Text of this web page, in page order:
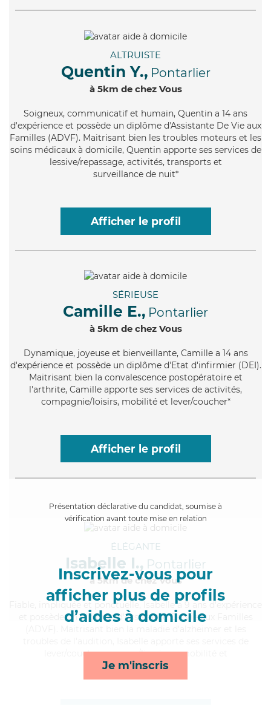
ALTRUISTE
Quentin Y., Pontarlier
à 5km de chez Vous
Soigneux, communicatif et humain, Quentin a 14 ans
d'expérience et possède un diplôme d'Assistante De Vie aux
Familles (ADVF). Maitrisant bien les troubles moteurs et les
soins médicaux à domicile, Quentin apporte ses services de
lessive/repassage, activités, transports et
surveillance de nuit*
Afficher le profil
SÉRIEUSE
Camille E., Pontarlier
à 5km de chez Vous
Dynamique, joyeuse et bienveillante, Camille a 14 ans
d'expérience et possède un diplôme d'Etat d'infirmier (DEI).
Maitrisant bien la convalescence postopératoire et
l'arthrite, Camille apporte ses services de activités,
compagnie/loisirs, mobilité et lever/coucher*
Afficher le profil
Présentation déclarative du candidat, soumise à
vérification avant toute mise en relation
Inscrivez-vous pour
afficher plus de profils
d’aides à domicile
Je m'inscris
ÉLÉGANTE
Isabelle I., Pontarlier
à 5km de chez Vous
, impliquée et ponctuelle, Isabelle a 9 ans d'expérience
et possède un diplôme d'Assistante De Vie aux Familles
lever/coucher, courses/livraison, mobilité et
compagnie/loisirs*